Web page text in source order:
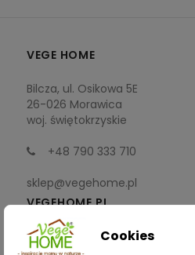
VEGE HOME
Bilcza, ul. Osikowa 5E
26-026 Morawica
woj. świętokrzyskie
+48 790 333 710
sklep@vegehome.pl
VEGEHOME.PL
INFORMACJE
Cookies